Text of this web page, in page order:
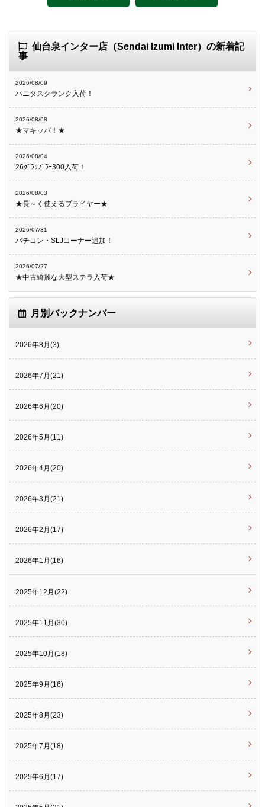
仙台泉インター店（Sendai Izumi Inter）の新着記
事
2026/08/09
ハニタスクランク入荷！
2026/08/08
★マキッパ！★
2026/08/04
26ｸﾞﾗｯﾌﾟﾗｰ300入荷！
2026/08/03
★長～く使えるプライヤー★
2026/07/31
バチコン・SLJコーナー追加！
2026/07/27
★中古綺麗な大型ステラ入荷★
月別バックナンバー
2026年8月(3)
2026年7月(21)
2026年6月(20)
2026年5月(11)
2026年4月(20)
2026年3月(21)
2026年2月(17)
2026年1月(16)
2025年12月(22)
2025年11月(30)
2025年10月(18)
2025年9月(16)
2025年8月(23)
2025年7月(18)
2025年6月(17)